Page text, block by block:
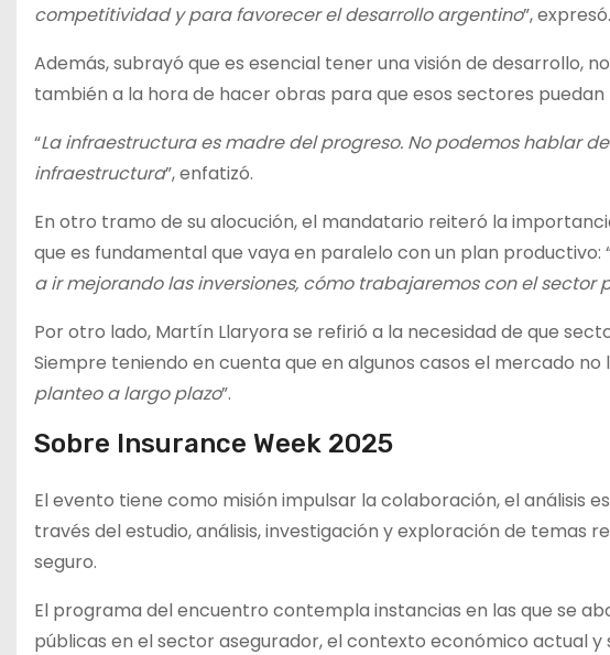
competitividad y para favorecer el desarrollo argentino”, expresó.
Además, subrayó que es esencial tener una visión de desarrollo,
también a la hora de hacer obras para que esos sectores
“La infraestructura es madre del progreso. No podemos hablar
infraestructura”, enfatizó.
En otro tramo de su alocución, el mandatario reiteró la
que es fundamental que vaya en paralelo con un plan productivo:
a ir mejorando las inversiones, cómo trabajaremos con el
Por otro lado, Martín Llaryora se refirió a la necesidad de que
Siempre teniendo en cuenta que en algunos casos el mercado
planteo a largo plazo”.
Sobre Insurance Week 2025
El evento tiene como misión impulsar la colaboración, el análisis
través del estudio, análisis, investigación y exploración de
seguro.
El programa del encuentro contempla instancias en las que se
públicas en el sector asegurador, el contexto económico actual y